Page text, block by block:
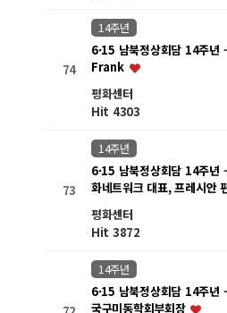
74
14주년
6·15 남북정상회담 14주
Frank
평화센터
Hit 4303
73
14주년
6·15 남북정상회담 14주
화네트워크 대표, 프레시안
평화센터
Hit 3872
14주년
6·15 남북정상회담 14주
국구미동학회부회장